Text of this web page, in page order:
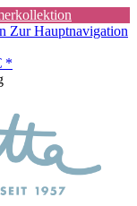
Zur Hauptnavigation
*